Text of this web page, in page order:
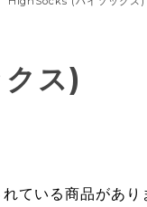
ス)
れている商品があり